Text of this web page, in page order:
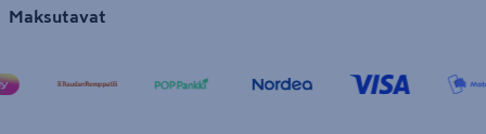
Maksutavat